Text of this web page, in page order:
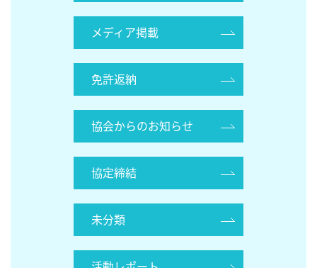
メディア掲載
免許返納
協会からのお知らせ
協定締結
未分類